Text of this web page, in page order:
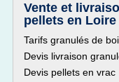
Vente et
pellets en Loire
Tarifs granulés de
Devis livraison
Devis pellets en vrac